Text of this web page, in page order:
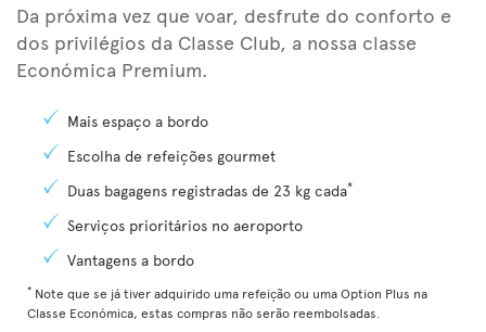
Da próxima vez que voar, desfrute do conforto e
dos privilégios da Classe Club, a nossa classe
Económica Premium.
Mais espaço a bordo
Escolha de refeições gourmet
Duas bagagens registradas de 23 kg cada*
Serviços prioritários no aeroporto
Vantagens a bordo
* Note que se já tiver adquirido uma refeição ou uma Option Plus na
Classe Económica, estas compras não serão reembolsadas.